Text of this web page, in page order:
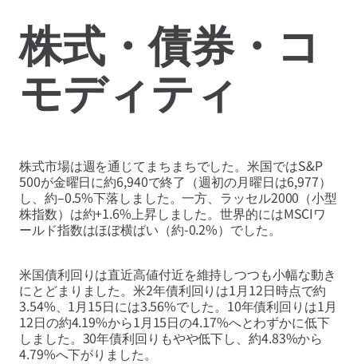
株式・債券・コ
モディティ
株式市場は週を通じてまちまちでした。米国ではS&P
500が金曜日に約6,940で終了（週初の月曜日は6,977）
し、約–0.5%下落しました。一方、ラッセル2000（小型
株指数）は約+1.6%上昇しました。世界的にはMSCIワ
ールド指数はほぼ横ばい（約-0.2%）でした。
米国債利回りは直近高値付近を維持しつつも小幅な動き
にとどまりました。米2年債利回りは1月12日時点で約
3.54%、1月15日には3.56%でした。10年債利回りは1月
12日の約4.19%から1月15日の4.17%へとわずかに低下
しました。30年債利回りもやや低下し、約4.83%から
4.79%へ下がりました。